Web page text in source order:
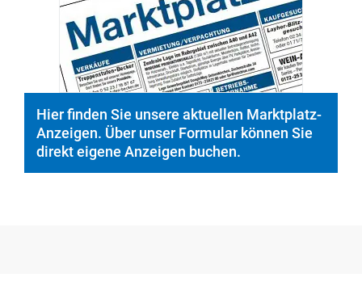
Hier finden Sie unsere aktuellen Marktplatz-
Anzeigen. Über unser Formular können Sie
direkt eigene Anzeigen buchen.